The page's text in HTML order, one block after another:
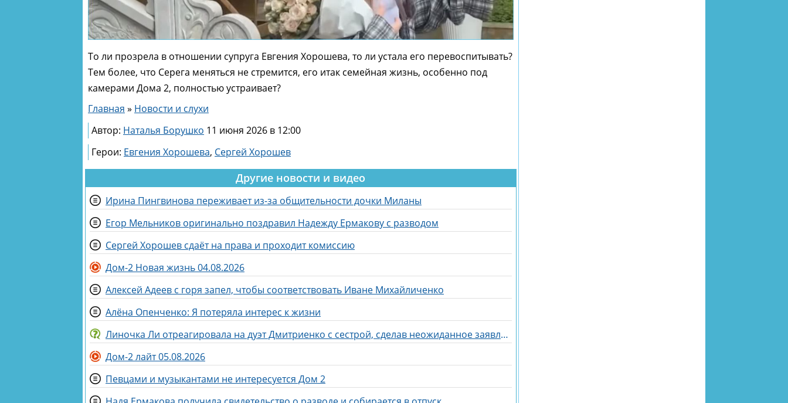
То ли прозрела в отношении супруга Евгения Хорошева, то ли устала его перевоспитывать?
Тем более, что Серега меняться не стремится, его итак семейная жизнь, особенно под
камерами Дома 2, полностью устраивает?
Главная » Новости и слухи
Автор: Наталья Борушко 11 июня 2026 в 12:00
Герои: Евгения Хорошева, Сергей Хорошев
Другие новости и видео
Ирина Пингвинова переживает из-за общительности дочки Миланы
Егор Мельников оригинально поздравил Надежду Ермакову с разводом
Сергей Хорошев сдаёт на права и проходит комиссию
Дом-2 Новая жизнь 04.08.2026
Алексей Адеев с горя запел, чтобы соответствовать Иване Михайличенко
Алёна Опенченко: Я потеряла интерес к жизни
Линочка Ли отреагировала на дуэт Дмитриенко с сестрой, сделав неожиданное заявление
Дом-2 лайт 05.08.2026
Певцами и музыкантами не интересуется Дом 2